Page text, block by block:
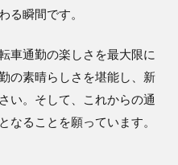
る瞬間です。
車通勤の楽しさを最大限に
の素晴らしさを堪能し、新
い。そして、これからの通
なることを願っています。